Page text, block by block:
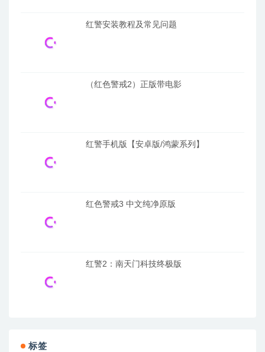
红警安装教程及常见问题
（红色警戒2）正版带电影
红警手机版【安卓版/鸿蒙系列】
红色警戒3 中文纯净原版
红警2：南天门科技终极版
标签